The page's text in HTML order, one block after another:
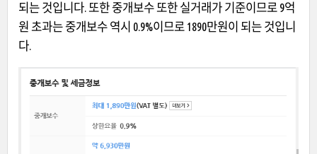
되는 것입니다. 또한 중개보수 또한 실거래가 기준이므로 9억
원 초과는 중개보수 역시 0.9%이므로 1890만원이 되는 것입니
다.